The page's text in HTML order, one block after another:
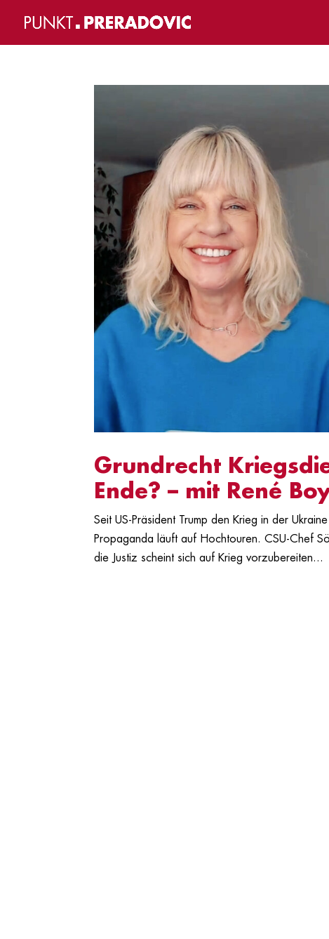
Grundrecht
Ende? – mit René
Seit US-Präsident Trump den Krieg in der
Propaganda läuft auf Hochtouren. CSU-Chef
die Justiz scheint sich auf Krieg vorzubereiten...